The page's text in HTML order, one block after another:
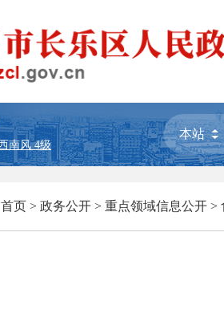
首页 > 政务公开 > 重点领域信息公开 >